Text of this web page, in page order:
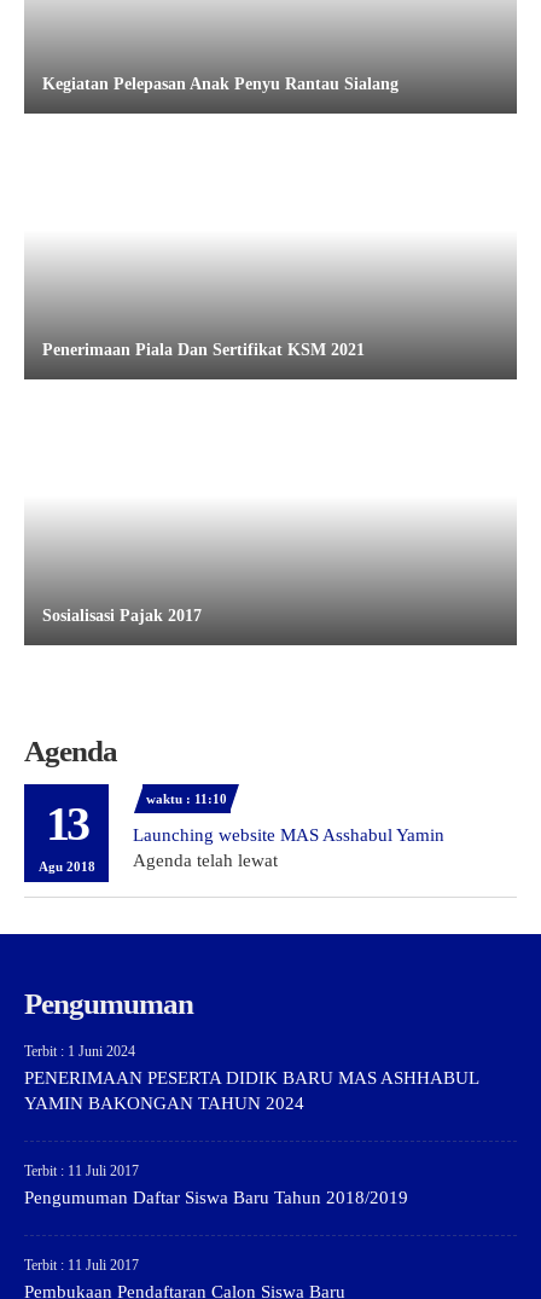
Kegiatan Pelepasan Anak Penyu Rantau Sialang
Penerimaan Piala Dan Sertifikat KSM 2021
Sosialisasi Pajak 2017
Agenda
13
Agu 2018
waktu : 11:10
Launching website MAS Asshabul Yamin
Agenda telah lewat
Pengumuman
Terbit : 1 Juni 2024
PENERIMAAN PESERTA DIDIK BARU MAS ASHHABUL
YAMIN BAKONGAN TAHUN 2024
Terbit : 11 Juli 2017
Pengumuman Daftar Siswa Baru Tahun 2018/2019
Terbit : 11 Juli 2017
Pembukaan Pendaftaran Calon Siswa Baru